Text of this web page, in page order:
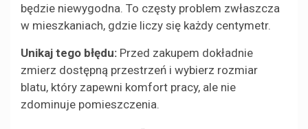
będzie niewygodna. To częsty problem zwłaszcza
w mieszkaniach, gdzie liczy się każdy centymetr.
Unikaj tego błędu: Przed zakupem dokładnie
zmierz dostępną przestrzeń i wybierz rozmiar
blatu, który zapewni komfort pracy, ale nie
zdominuje pomieszczenia.